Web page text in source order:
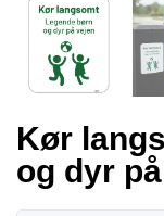
Kør
og dyr